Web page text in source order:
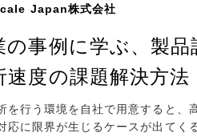
Japan株式会社
の事例に学ぶ、製品
速度の課題解決方法
を行う環境を自社で用意すると、
応に限界が生じるケースが出てく